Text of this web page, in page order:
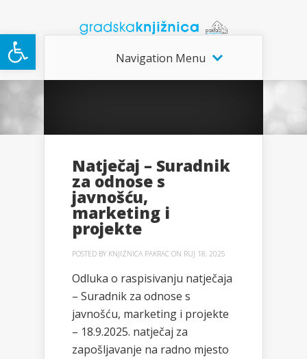
Open toolbar
Navigation Menu
Natječaj – Suradnik
za odnose s
javnošću,
marketing i
projekte
POSTED BY KNJIZNICA PAKRAC ON RUJ 18, 2025
Odluka o raspisivanju natječaja
– Suradnik za odnose s
javnošću, marketing i projekte
– 18.9.2025. natječaj za
zapošljavanje na radno mjesto